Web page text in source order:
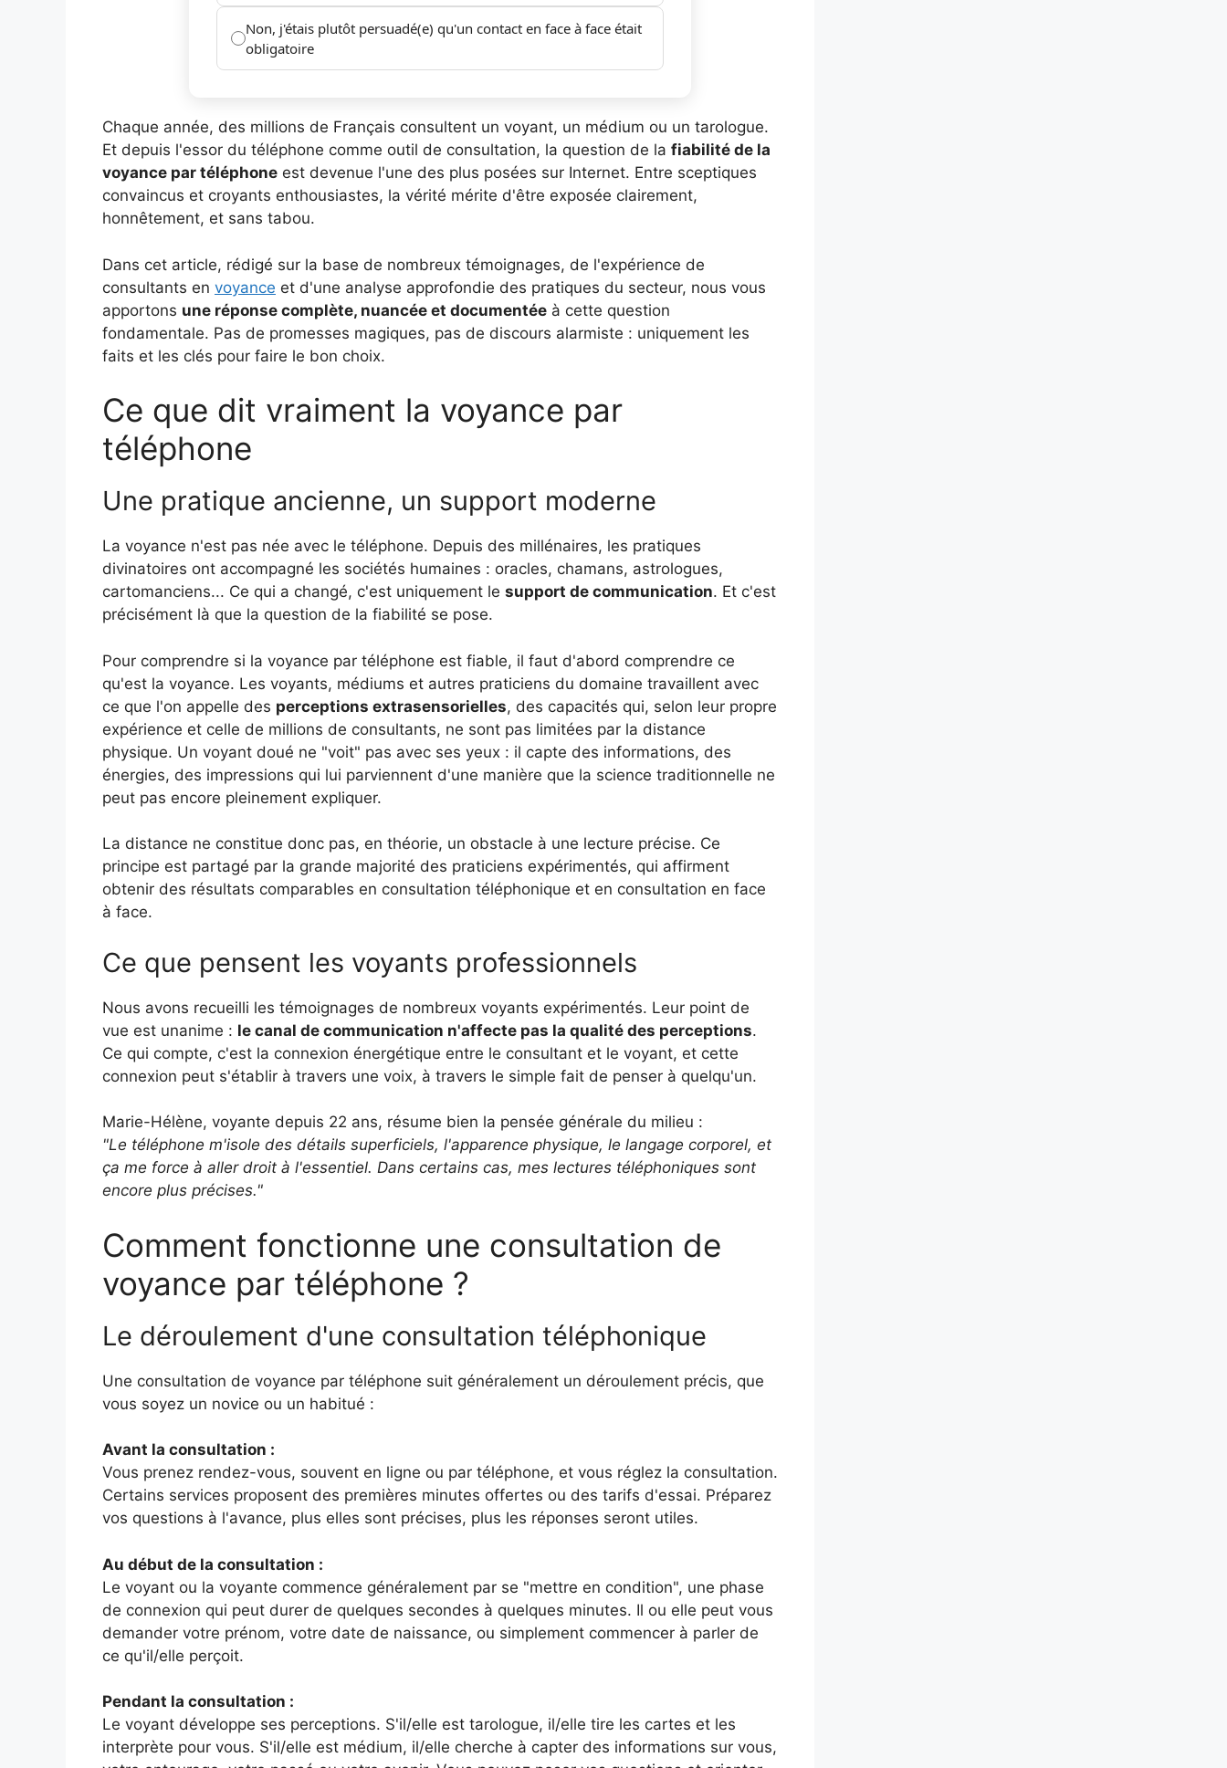
Non, j'étais plutôt persuadé(e) qu'un contact en face à face était
obligatoire
Chaque année, des millions de Français consultent un voyant, un médium ou un tarologue.
Et depuis l'essor du téléphone comme outil de consultation, la question de la fiabilité de la
voyance par téléphone est devenue l'une des plus posées sur Internet. Entre sceptiques
convaincus et croyants enthousiastes, la vérité mérite d'être exposée clairement,
honnêtement, et sans tabou.
Dans cet article, rédigé sur la base de nombreux témoignages, de l'expérience de
consultants en voyance et d'une analyse approfondie des pratiques du secteur, nous vous
apportons une réponse complète, nuancée et documentée à cette question
fondamentale. Pas de promesses magiques, pas de discours alarmiste : uniquement les
faits et les clés pour faire le bon choix.
Ce que dit vraiment la voyance par
téléphone
Une pratique ancienne, un support moderne
La voyance n'est pas née avec le téléphone. Depuis des millénaires, les pratiques
divinatoires ont accompagné les sociétés humaines : oracles, chamans, astrologues,
cartomanciens... Ce qui a changé, c'est uniquement le support de communication. Et c'est
précisément là que la question de la fiabilité se pose.
Pour comprendre si la voyance par téléphone est fiable, il faut d'abord comprendre ce
qu'est la voyance. Les voyants, médiums et autres praticiens du domaine travaillent avec
ce que l'on appelle des perceptions extrasensorielles, des capacités qui, selon leur propre
expérience et celle de millions de consultants, ne sont pas limitées par la distance
physique. Un voyant doué ne "voit" pas avec ses yeux : il capte des informations, des
énergies, des impressions qui lui parviennent d'une manière que la science traditionnelle ne
peut pas encore pleinement expliquer.
La distance ne constitue donc pas, en théorie, un obstacle à une lecture précise. Ce
principe est partagé par la grande majorité des praticiens expérimentés, qui affirment
obtenir des résultats comparables en consultation téléphonique et en consultation en face
à face.
Ce que pensent les voyants professionnels
Nous avons recueilli les témoignages de nombreux voyants expérimentés. Leur point de
vue est unanime : le canal de communication n'affecte pas la qualité des perceptions.
Ce qui compte, c'est la connexion énergétique entre le consultant et le voyant, et cette
connexion peut s'établir à travers une voix, à travers le simple fait de penser à quelqu'un.
Marie-Hélène, voyante depuis 22 ans, résume bien la pensée générale du milieu :
"Le téléphone m'isole des détails superficiels, l'apparence physique, le langage corporel, et
ça me force à aller droit à l'essentiel. Dans certains cas, mes lectures téléphoniques sont
encore plus précises."
Comment fonctionne une consultation de
voyance par téléphone ?
Le déroulement d'une consultation téléphonique
Une consultation de voyance par téléphone suit généralement un déroulement précis, que
vous soyez un novice ou un habitué :
Avant la consultation :
Vous prenez rendez-vous, souvent en ligne ou par téléphone, et vous réglez la consultation.
Certains services proposent des premières minutes offertes ou des tarifs d'essai. Préparez
vos questions à l'avance, plus elles sont précises, plus les réponses seront utiles.
Au début de la consultation :
Le voyant ou la voyante commence généralement par se "mettre en condition", une phase
de connexion qui peut durer de quelques secondes à quelques minutes. Il ou elle peut vous
demander votre prénom, votre date de naissance, ou simplement commencer à parler de
ce qu'il/elle perçoit.
Pendant la consultation :
Le voyant développe ses perceptions. S'il/elle est tarologue, il/elle tire les cartes et les
interprète pour vous. S'il/elle est médium, il/elle cherche à capter des informations sur vous,